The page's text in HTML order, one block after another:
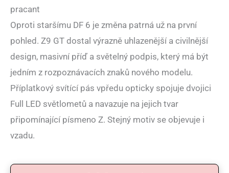
pracant
Oproti staršímu DF 6 je změna patrná už na první
pohled. Z9 GT dostal výrazně uhlazenější a civilnější
design, masivní příď a světelný podpis, který má být
jedním z rozpoznávacích znaků nového modelu.
Příplatkový svítící pás vpředu opticky spojuje dvojici
Full LED světlometů a navazuje na jejich tvar
připomínající písmeno Z. Stejný motiv se objevuje i
vzadu.